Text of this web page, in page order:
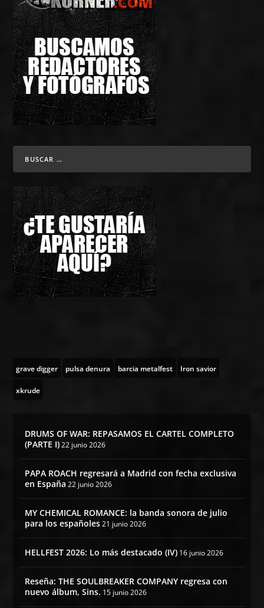
grave digger pulsa denura barcia metalfest Iron savior
xkrude
DRUMS OF WAR: REPASAMOS EL CARTEL COMPLETO
(PARTE I) 22 junio 2026
PAPA ROACH regresará a Madrid con fecha exclusiva
en España 22 junio 2026
MY CHEMICAL ROMANCE: la banda sonora de julio
para los españoles 21 junio 2026
HELLFEST 2026: Lo más destacado (IV) 16 junio 2026
Reseña: THE SOULBREAKER COMPANY regresa con
nuevo álbum, Sins. 15 junio 2026